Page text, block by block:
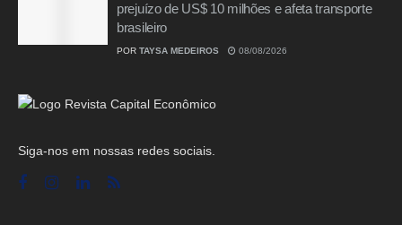
prejuízo de US$ 10 milhões e afeta transporte
brasileiro
POR TAYSA MEDEIROS 08/08/2026
Siga-nos em nossas redes sociais.